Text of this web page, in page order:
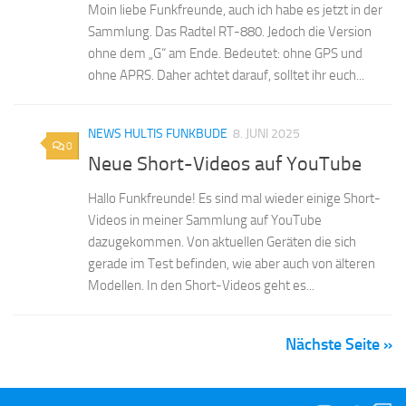
Moin liebe Funkfreunde, auch ich habe es jetzt in der
Sammlung. Das Radtel RT-880. Jedoch die Version
ohne dem „G“ am Ende. Bedeutet: ohne GPS und
ohne APRS. Daher achtet darauf, solltet ihr euch...
0
NEWS HULTIS FUNKBUDE 8. JUNI 2025
Neue Short-Videos auf YouTube
Hallo Funkfreunde! Es sind mal wieder einige Short-
Videos in meiner Sammlung auf YouTube
dazugekommen. Von aktuellen Geräten die sich
gerade im Test befinden, wie aber auch von älteren
Modellen. In den Short-Videos geht es...
Nächste Seite »